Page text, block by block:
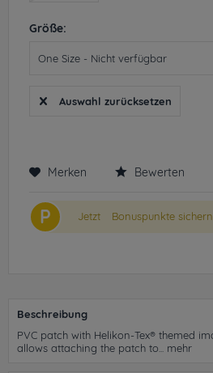
Größe:
Auswahl zurücksetzen
Merken Bewerten
P Jetzt Bonuspunkte sichern
Beschreibung
PVC patch with Helikon-Tex® themed
allows attaching the patch to...
mehr